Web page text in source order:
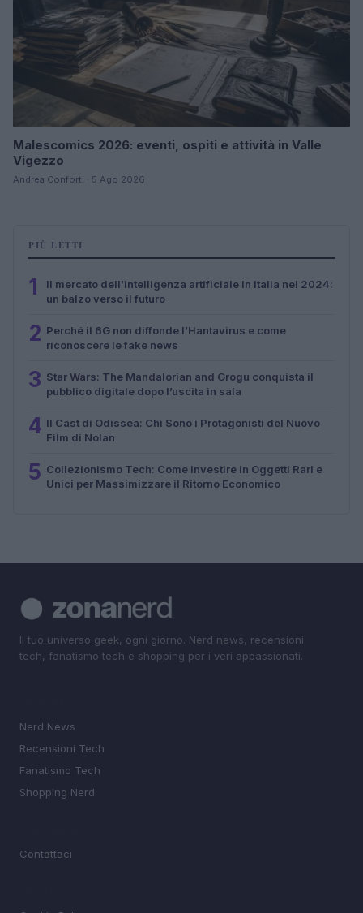
Malescomics 2026: eventi, ospiti e attività in Valle
Vigezzo
Andrea Conforti · 5 Ago 2026
PIÙ LETTI
1
Il mercato dell’intelligenza artificiale in Italia nel 2024:
un balzo verso il futuro
2 Perché il 6G non diffonde l’Hantavirus e come
riconoscere le fake news
3 Star Wars: The Mandalorian and Grogu conquista il
pubblico digitale dopo l’uscita in sala
4 Il Cast di Odissea: Chi Sono i Protagonisti del Nuovo
Film di Nolan
5 Collezionismo Tech: Come Investire in Oggetti Rari e
Unici per Massimizzare il Ritorno Economico
Il tuo universo geek, ogni giorno. Nerd news, recensioni
tech, fanatismo tech e shopping per i veri appassionati.
Nerd News
Recensioni Tech
Fanatismo Tech
Shopping Nerd
Contattaci